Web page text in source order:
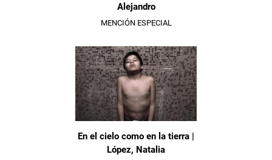
Alejandro
MENCIÓN ESPECIAL
En el cielo como en la tierra |
López, Natalia